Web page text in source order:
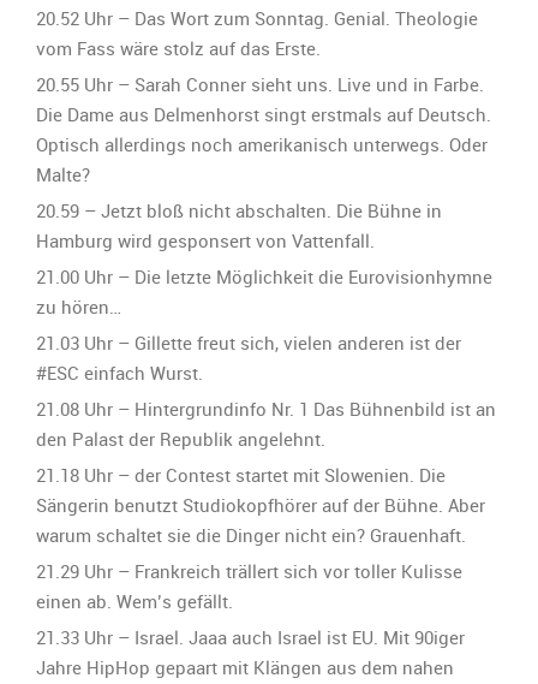
20.52 Uhr – Das Wort zum Sonntag. Genial. Theologie
vom Fass wäre stolz auf das Erste.
20.55 Uhr – Sarah Conner sieht uns. Live und in Farbe.
Die Dame aus Delmenhorst singt erstmals auf Deutsch.
Optisch allerdings noch amerikanisch unterwegs. Oder
Malte?
20.59 – Jetzt bloß nicht abschalten. Die Bühne in
Hamburg wird gesponsert von Vattenfall.
21.00 Uhr – Die letzte Möglichkeit die Eurovisionhymne
zu hören…
‬21.03 Uhr – Gillette freut sich, vielen anderen ist der
#ESC einfach Wurst.
21.08 Uhr – Hintergrundinfo Nr. 1 Das Bühnenbild ist an
den Palast der Republik angelehnt.
21.18 Uhr – der Contest startet mit Slowenien. Die
Sängerin benutzt Studiokopfhörer auf der Bühne. Aber
warum schaltet sie die Dinger nicht ein? Grauenhaft.
21.29 Uhr – Frankreich trällert sich vor toller Kulisse
einen ab. Wem’s gefällt.
21.33 Uhr – Israel. Jaaa auch Israel ist EU. Mit 90iger
Jahre HipHop gepaart mit Klängen aus dem nahen